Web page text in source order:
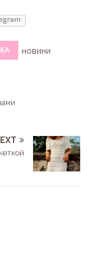
новини